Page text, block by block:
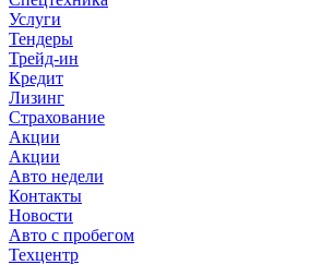
Услуги
Тендеры
Трейд-ин
Кредит
Лизинг
Страхование
Акции
Акции
Авто недели
Контакты
Новости
Авто с пробегом
Техцентр